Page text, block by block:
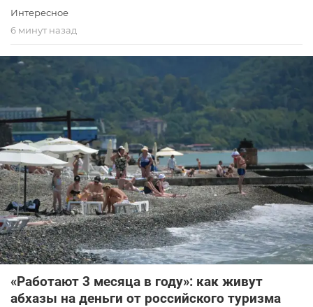
Интересное
6 минут назад
«Работают 3 месяца в году»: как живут
абхазы на деньги от российского туризма